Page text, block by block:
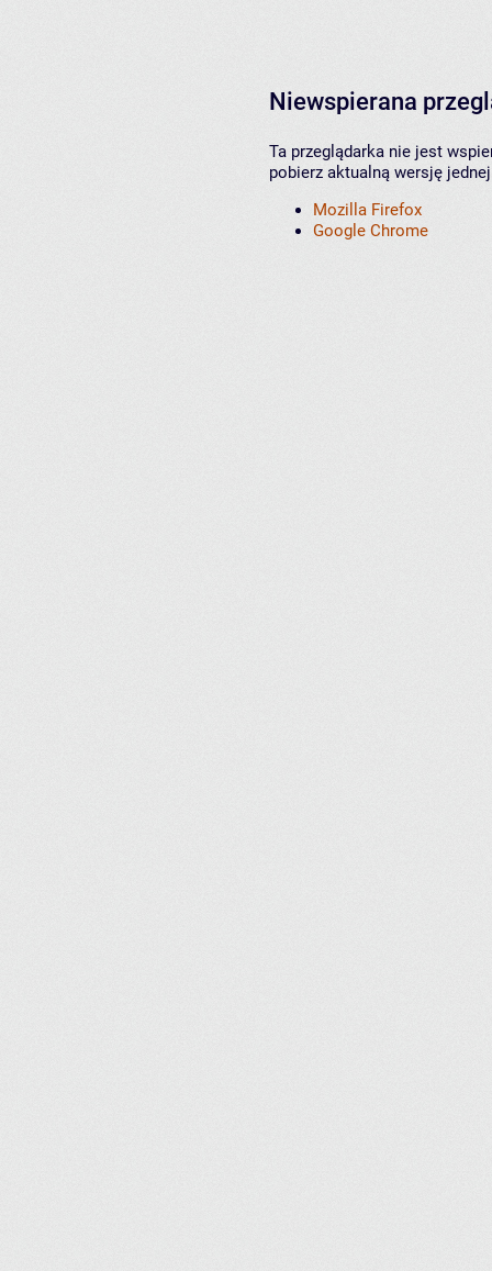
Niewspierana
Ta przeglądarka nie jest
pobierz aktualną wersję
Mozilla Firefox
Google Chrome